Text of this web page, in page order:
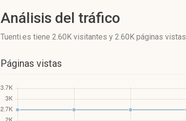
Análisis del tráfico
Tuenti.es tiene 2.60K visitantes y 2.60K páginas vistas
Páginas vistas